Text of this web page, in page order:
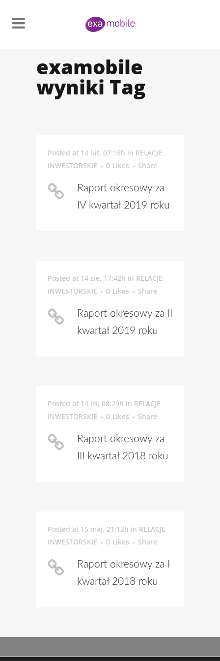
examobile
wyniki Tag
Posted at 14 lut, 07:15h in RELACJE
INWESTORSKIE
0 Likes Share
Raport okresowy za
IV kwartał 2019 roku
Posted at 14 sie, 17:42h in RELACJE
INWESTORSKIE
0 Likes Share
Raport okresowy za II
kwartał 2019 roku
Posted at 14 lis, 08:29h in RELACJE
INWESTORSKIE
0 Likes Share
Raport okresowy za
III kwartał 2018 roku
Posted at 15 maj, 21:12h in RELACJE
INWESTORSKIE
0 Likes Share
Raport okresowy za I
kwartał 2018 roku